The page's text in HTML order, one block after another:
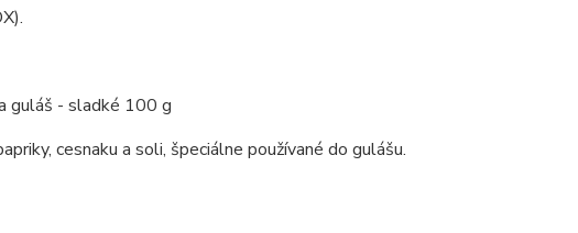
guláš - sladké 100 g
cesnaku a soli, špeciálne používané do gulášu.